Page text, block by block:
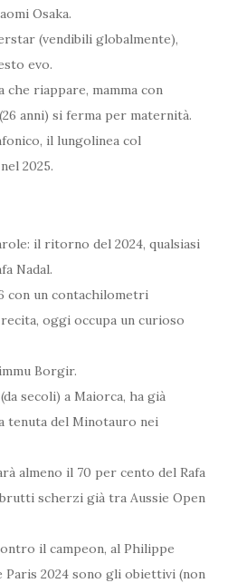
Osaka.
(vendibili globalmente),
evo.
che riappare, mamma con
anni) si ferma per maternità.
il lungolinea col
2025.
il ritorno del 2024, qualsiasi
Nadal.
con un contachilometri
oggi occupa un curioso
Borgir.
secoli) a Maiorca, ha già
tenuta del Minotauro nei
almeno il 70 per cento del Rafa
scherzi già tra Aussie Open
il campeon, al Philippe
2024 sono gli obiettivi (non